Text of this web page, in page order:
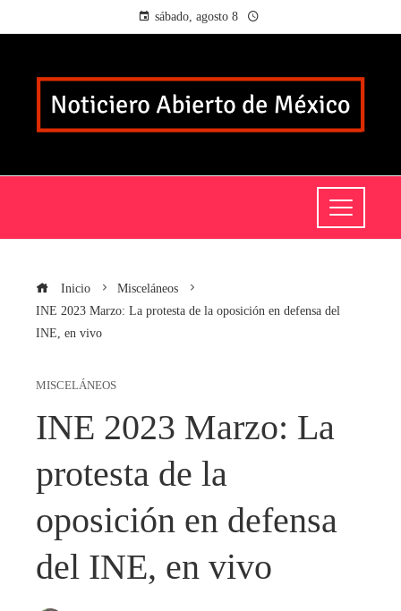
sábado, agosto 8
Inicio
Misceláneos
INE 2023 Marzo: La protesta de la oposición en defensa del
INE, en vivo
MISCELÁNEOS
INE 2023 Marzo: La
protesta de la
oposición en defensa
del INE, en vivo